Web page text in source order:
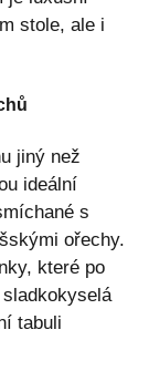
stole, ale i
jiný než
ideální
s
ořechy.
které po
tabuli